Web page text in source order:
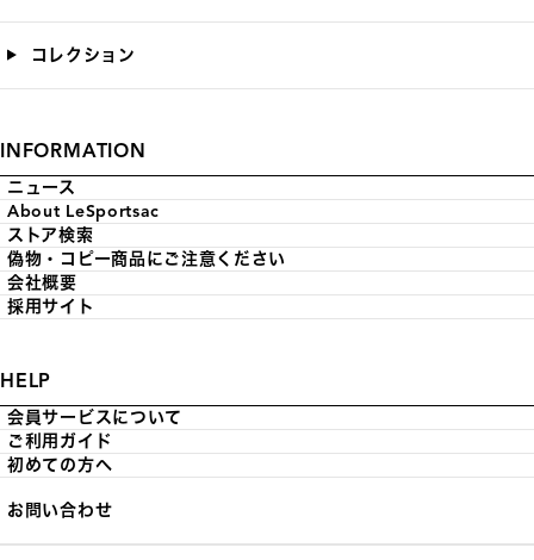
コレクション
INFORMATION
ニュース
About LeSportsac
ストア検索
偽物・コピー商品にご注意ください
会社概要
採用サイト
HELP
会員サービスについて
ご利用ガイド
初めての方へ
お問い合わせ